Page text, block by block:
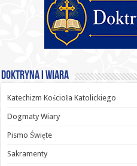
Doktryna i Wiara
Katechizm Kościoła Katolickiego
Dogmaty Wiary
Pismo Święte
Sakramenty